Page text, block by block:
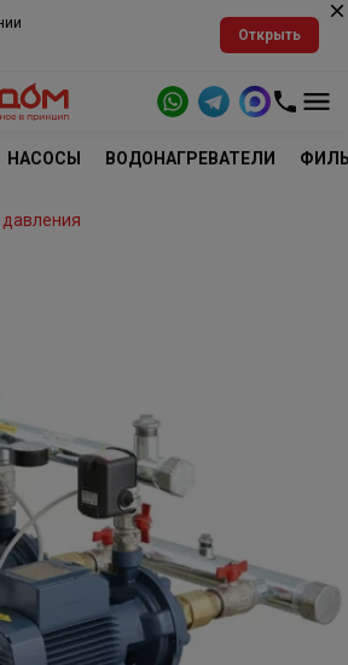
Открыть
НАСОСЫ ВОДОНАГРЕВАТЕЛИ